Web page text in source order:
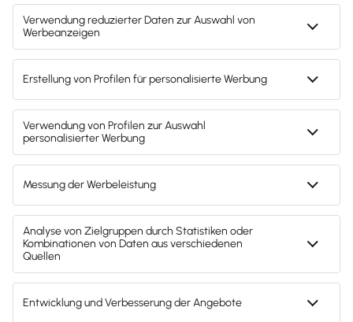
Newsletter
Brandheiße
News direkt in
dein Postfach
Möchtest du zukünftig
wichtige News zu
Gesetzesänderungen,
hilfreiche Praxis-Tipps und
kostenlose Tools für
Unternehmen erhalten?
Newsletter.